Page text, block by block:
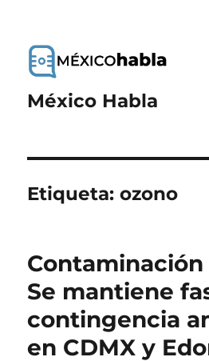
México Habla
Etiqueta:ozono
Contaminación
Se mantiene
contingencia
en CDMX y